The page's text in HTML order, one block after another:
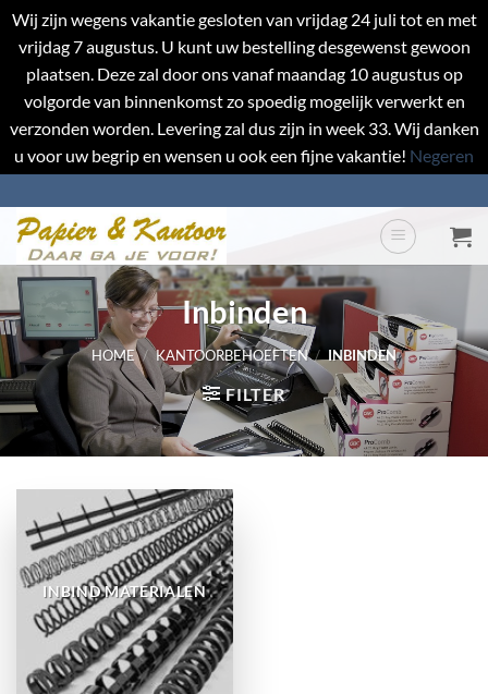
Wij zijn wegens vakantie gesloten van vrijdag 24 juli tot en met
vrijdag 7 augustus. U kunt uw bestelling desgewenst gewoon
plaatsen. Deze zal door ons vanaf maandag 10 augustus op
volgorde van binnenkomst zo spoedig mogelijk verwerkt en
verzonden worden. Levering zal dus zijn in week 33. Wij danken
u voor uw begrip en wensen u ook een fijne vakantie! Negeren
naar
inhoud
Inbinden
HOME / KANTOORBEHOEFTEN / INBINDEN
FILTER
INBIND MATERIALEN